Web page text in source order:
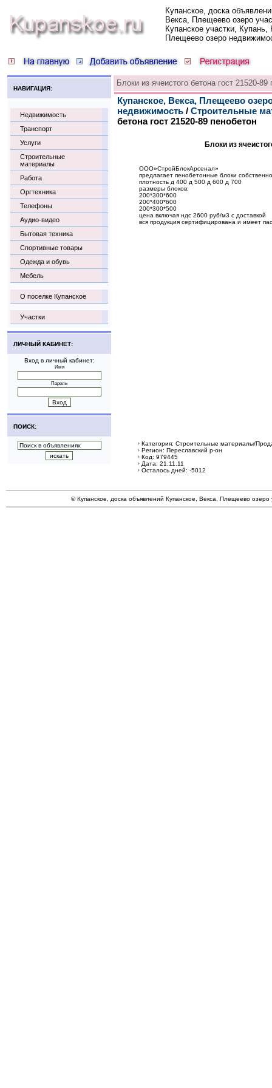
Купанское, доска
Векса, Плещеево озеро
Купанское участки, Купань,
Плещеево озеро
НАВИГАЦИЯ:
Недвижимость
Транспорт
Услуги
Строительные
материалы
Работа
Оргтехника
Телефоны
Аудио-видео
Бытовая техника
Спортивные товары
Одежда и обувь
Мебель
О поселке Купанское
Участки
ЛИЧНЫЙ КАБИНЕТ:
Вход в личный кабинет:
Имя
Пароль
ПОИСК:
Блоки из ячеистого бетона гост 21520-89
Купанское, Векса, Плещеево
недвижимость / Строительные
бетона гост 21520-89 пенобетон
Блоки из
ООО»СтройБлокАрсенал»
предлагает пенобетонные блоки
плотность д 400 д 500 д 600 д 700
размеры блоков:
200*300*600
200*400*600
200*300*500
цена включая ндс 2600 руб/м3 с доставкой
вся продукция сертифицирована и имеет
Категория: Строительные материалы/
Регион: Переславский р-он
Код: 979445
Дата: 21.11.11
Осталось дней: -5012
© Купанское, доска объявлений Купанское, Векса, Плещеево